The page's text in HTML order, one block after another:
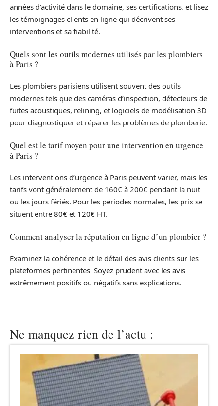
années d’activité dans le domaine, ses certifications, et lisez
les témoignages clients en ligne qui décrivent ses
interventions et sa fiabilité.
Quels sont les outils modernes utilisés par les plombiers
à Paris ?
Les plombiers parisiens utilisent souvent des outils
modernes tels que des caméras d’inspection, détecteurs de
fuites acoustiques, relining, et logiciels de modélisation 3D
pour diagnostiquer et réparer les problèmes de plomberie.
Quel est le tarif moyen pour une intervention en urgence
à Paris ?
Les interventions d’urgence à Paris peuvent varier, mais les
tarifs vont généralement de 160€ à 200€ pendant la nuit
ou les jours fériés. Pour les périodes normales, les prix se
situent entre 80€ et 120€ HT.
Comment analyser la réputation en ligne d’un plombier ?
Examinez la cohérence et le détail des avis clients sur les
plateformes pertinentes. Soyez prudent avec les avis
extrêmement positifs ou négatifs sans explications.
Ne manquez rien de l’actu :